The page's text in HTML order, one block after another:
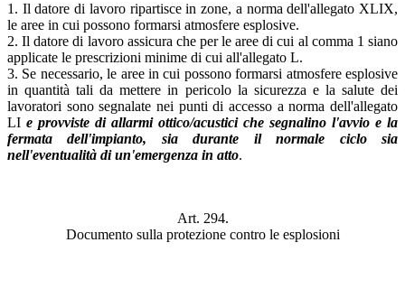
1. Il datore di lavoro ripartisce in zone, a norma dell'allegato XLIX,
le aree in cui possono formarsi atmosfere esplosive.
2. Il datore di lavoro assicura che per le aree di cui al comma 1 siano
applicate le prescrizioni minime di cui all'allegato L.
3. Se necessario, le aree in cui possono formarsi atmosfere esplosive
in quantità tali da mettere in pericolo la sicurezza e la salute dei
lavoratori sono segnalate nei punti di accesso a norma dell'allegato
LI e provviste di allarmi ottico/acustici che segnalino l'avvio e la
fermata dell'impianto, sia durante il normale ciclo sia
nell'eventualità di un'emergenza in atto.
Art. 294.
Documento sulla protezione contro le esplosioni